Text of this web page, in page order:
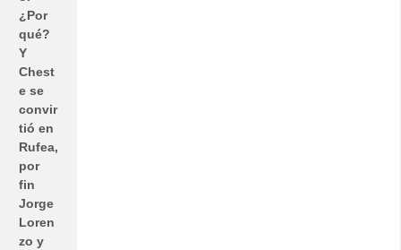
¿Por
qué?
Y
Chest
e se
convir
tió en
Rufea,
por
fin
Jorge
Loren
zo y